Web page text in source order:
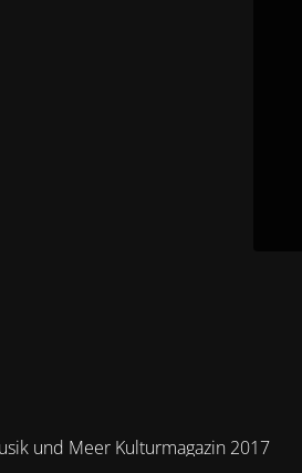
und Meer Kulturmagazin 2017